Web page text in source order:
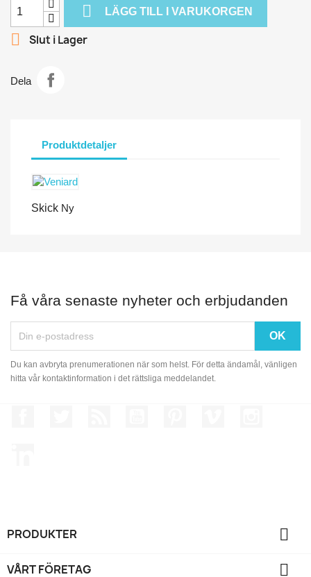
 LÄGG TILL I VARUKORGEN
 Slut i Lager
Dela
Produktdetaljer
Skick Ny
Få våra senaste nyheter och erbjudanden
Du kan avbryta prenumerationen när som helst. För detta ändamål, vänligen
hitta vår kontaktinformation i det rättsliga meddelandet.
PRODUKTER 
VÅRT FÖRETAG 